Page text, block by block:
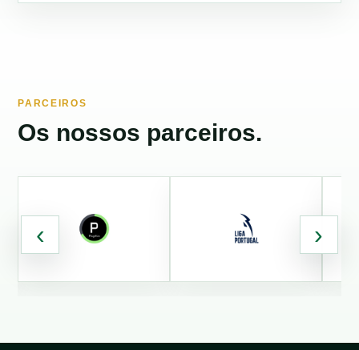
PARCEIROS
Os nossos parceiros.
‹ ›